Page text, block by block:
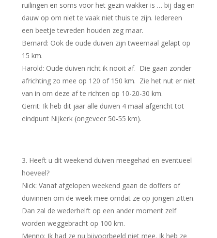
ruilingen en soms voor het gezin wakker is … bij dag en
dauw op om niet te vaak niet thuis te zijn. Iedereen
een beetje tevreden houden zeg maar.
Bernard: Ook de oude duiven zijn tweemaal gelapt op
15 km.
Harold: Oude duiven richt ik nooit af. Die gaan zonder
africhting zo mee op 120 of 150 km. Zie het nut er niet
van in om deze af te richten op 10-20-30 km.
Gerrit: Ik heb dit jaar alle duiven 4 maal afgericht tot
eindpunt Nijkerk (ongeveer 50-55 km).
Heeft u dit weekend duiven meegehad en eventueel
hoeveel?
Nick: Vanaf afgelopen weekend gaan de doffers of
duivinnen om de week mee omdat ze op jongen zitten.
Dan zal de wederhelft op een ander moment zelf
worden weggebracht op 100 km.
Menno: Ik had ze nu bijvoorbeeld niet mee. Ik heb ze